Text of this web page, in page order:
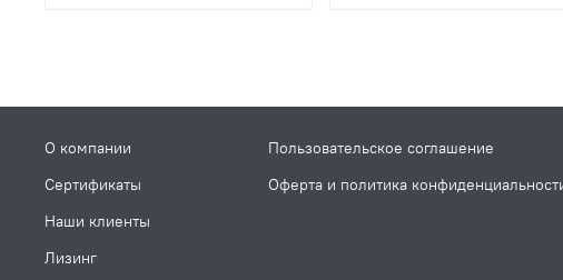
О компании
Сертификаты
Наши клиенты
Лизинг
Пользовательское соглашение
Оферта и политика